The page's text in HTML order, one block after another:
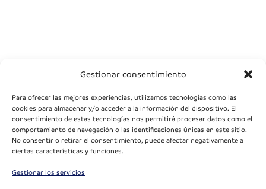
Gestionar consentimiento
Para ofrecer las mejores experiencias, utilizamos tecnologías como las
cookies para almacenar y/o acceder a la información del dispositivo. El
consentimiento de estas tecnologías nos permitirá procesar datos como el
comportamiento de navegación o las identificaciones únicas en este sitio.
No consentir o retirar el consentimiento, puede afectar negativamente a
ciertas características y funciones.
Gestionar los servicios